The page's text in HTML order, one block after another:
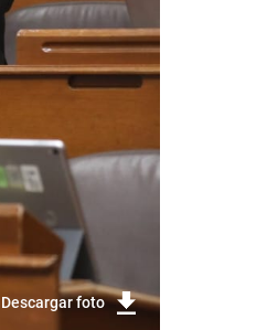
Descargar foto